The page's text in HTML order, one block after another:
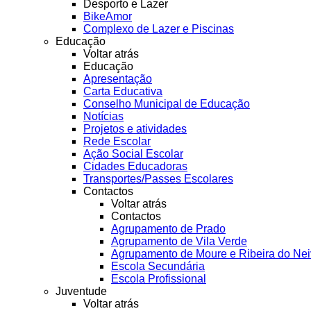
Desporto e Lazer
BikeAmor
Complexo de Lazer e Piscinas
Educação
Voltar atrás
Educação
Apresentação
Carta Educativa
Conselho Municipal de Educação
Notícias
Projetos e atividades
Rede Escolar
Ação Social Escolar
Cidades Educadoras
Transportes/Passes Escolares
Contactos
Voltar atrás
Contactos
Agrupamento de Prado
Agrupamento de Vila Verde
Agrupamento de Moure e Ribeira do
Escola Secundária
Escola Profissional
Juventude
Voltar atrás